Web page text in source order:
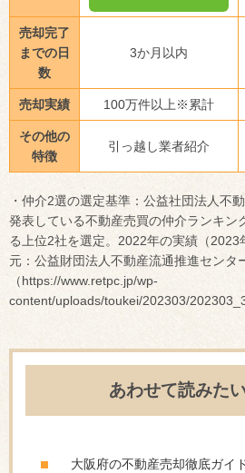
売却完了
までの日
数
3か月以内
売却実績 100万件以上※累計
その他の
特徴
引っ越し業者紹介
・仲介2選の選定基準：公益社団法人不
発表している不動産売買の仲介ランキン
る上位2社を選定。2022年の実績（2023
元：公益財団法人不動産流通推進センタ
（https://www.retpc.jp/wp-
content/uploads/toukei/202303/
あわせて読みた
大阪府の不動産売却徹底ガイ